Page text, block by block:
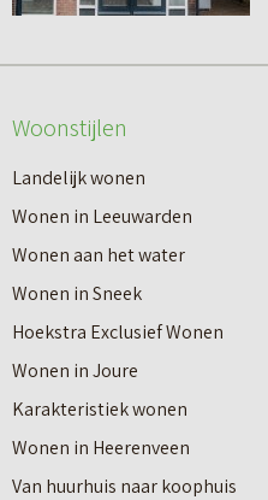
Woonstijlen
Landelijk wonen
Wonen in Leeuwarden
Wonen aan het water
Wonen in Sneek
Hoekstra Exclusief Wonen
Wonen in Joure
Karakteristiek wonen
Wonen in Heerenveen
Van huurhuis naar koophuis